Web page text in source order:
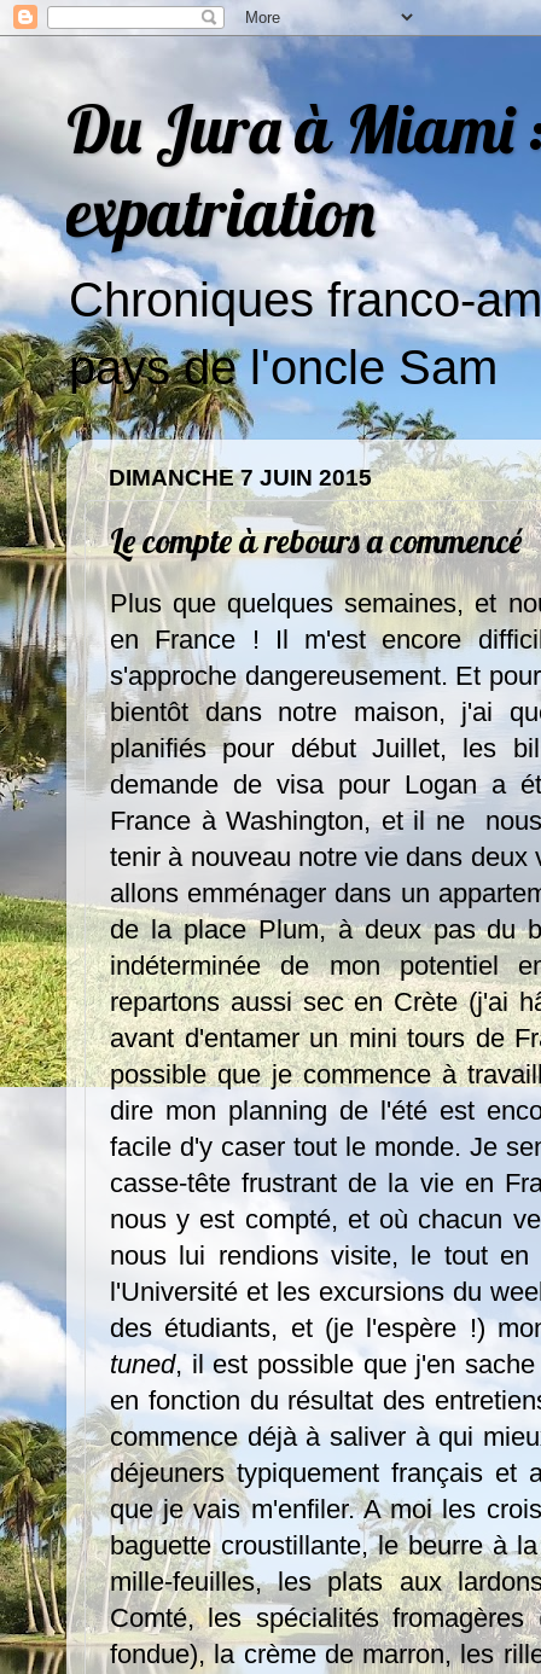
Du Jura à Miami
expatriation
Chroniques franco-
pays de l'oncle Sam
DIMANCHE 7 JUIN 2015
Le compte à rebours a commencé
Plus que quelques semaines, et
en France ! Il m'est encore
s'approche dangereusement. Et
bientôt dans notre maison, j'ai
planifiés pour début Juillet, les
demande de visa pour Logan a
France à Washington, et il ne
tenir à nouveau notre vie dans
allons emménager dans un
de la place Plum, à deux pas du
indéterminée de mon potentiel
repartons aussi sec en Crète (j'ai
avant d'entamer un mini tours de
possible que je commence à
dire mon planning de l'été est
facile d'y caser tout le monde. Je
casse-tête frustrant de la vie en
nous y est compté, et où chacun
nous lui rendions visite, le tout
l'Université et les excursions du
des étudiants, et (je l'espère !)
tuned, il est possible que j'en
en fonction du résultat des
commence déjà à saliver à qui
déjeuners typiquement français et
que je vais m'enfiler. A moi les
baguette croustillante, le beurre à
mille-feuilles, les plats aux
Comté, les spécialités fromagères
fondue), la crème de marron, les